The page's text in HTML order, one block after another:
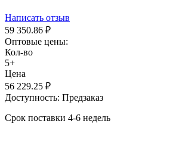
Написать отзыв
59 350.86 ₽
Оптовые цены:
Кол-во
5+
Цена
56 229.25 ₽
Доступность: Предзаказ
Срок поставки 4-6 недель